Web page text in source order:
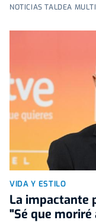
NOTICIAS TALDEA
VIDA Y ESTILO
La impactante
"Sé que moriré